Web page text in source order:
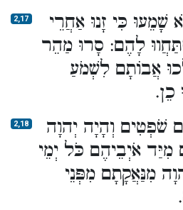
2,17
כִּי זָנוּ אַחֲרֵי
לָהֶם: סָרוּ מַהֵר
אֲבוֹתָם לִשְׁמֹעַ
כֵן.
2,18
שֹׁפְטִים וְהָיָה יְהוָה
אֹיְבֵיהֶם כֹּל יְמֵי
מִנַּאֲקָתָם מִפְּנֵי